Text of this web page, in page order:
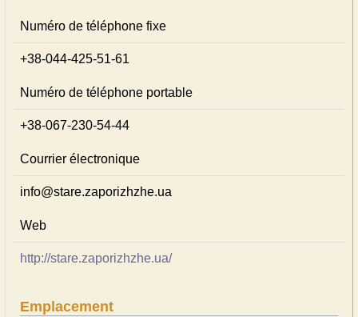
Numéro de téléphone fixe
+38-044-425-51-61
Numéro de téléphone portable
+38-067-230-54-44
Courrier électronique
info@stare.zaporizhzhe.ua
Web
http://stare.zaporizhzhe.ua/
Emplacement